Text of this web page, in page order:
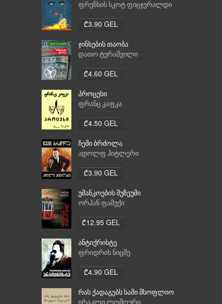
ფრენსის სკოტ ფიცჯერალდი
₾3.90 GEL
ჯინსების თაობა
დათო ტურაშვილი
₾4.60 GEL
პროცესი
ფრანც კაფკა
₾4.50 GEL
ჩემი ბრძოლა
ადოლფ ჰიტლერი
₾3.90 GEL
უმანკოების მუზეუმი
ორჰან ფამუქი
₾12.95 GEL
ანტიქრისტე
ფრიდრიხ ნიცშე
₾4.90 GEL
რას ქადაგებს სამი მსოფლიო